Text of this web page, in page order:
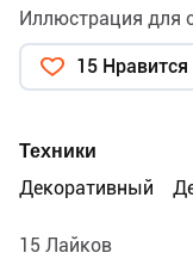
Иллюстрация для
15 Нравится
Техники
Декоративный
15 Лайков